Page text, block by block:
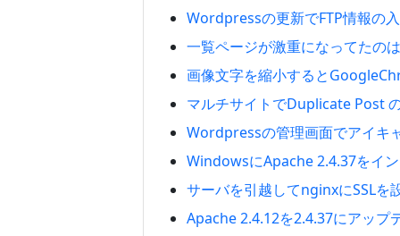
Wordpressの更新でFTP情報の
一覧ページが激重になってたの
画像文字を縮小すると
マルチサイトでDuplicate Post
Wordpressの管理画面でアイキ
WindowsにApache 2.4.37をイ
サーバを引越してnginxにSSLを
Apache 2.4.12を2.4.37にアップ